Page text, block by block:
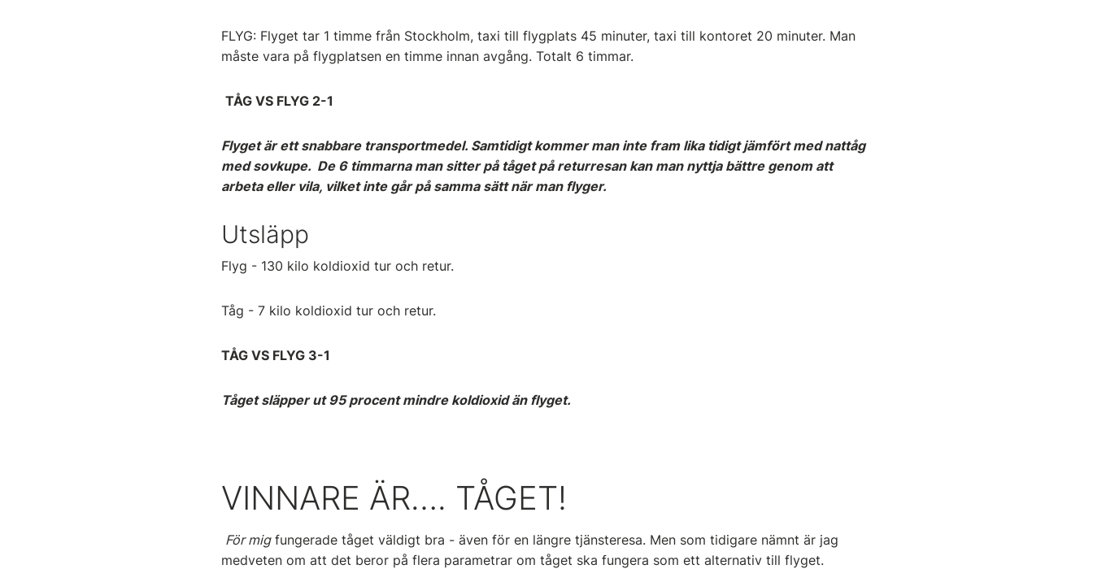
FLYG: Flyget tar 1 timme från Stockholm, taxi till flygplats 45 minuter, taxi till kontoret 20 minuter. Man
måste vara på flygplatsen en timme innan avgång. Totalt 6 timmar.
TÅG VS FLYG 2-1
Flyget är ett snabbare transportmedel. Samtidigt kommer man inte fram lika tidigt jämfört med nattåg
med sovkupe. De 6 timmarna man sitter på tåget på returresan kan man nyttja bättre genom att
arbeta eller vila, vilket inte går på samma sätt när man flyger.
Utsläpp
Flyg - 130 kilo koldioxid tur och retur.
Tåg - 7 kilo koldioxid tur och retur.
TÅG VS FLYG 3-1
Tåget släpper ut 95 procent mindre koldioxid än flyget.
VINNARE ÄR…. TÅGET!
För migfungerade tåget väldigt bra - även för en längre tjänsteresa. Men som tidigare nämnt är jag
medveten om att det beror på flera parametrar om tåget ska fungera som ett alternativ till flyget.